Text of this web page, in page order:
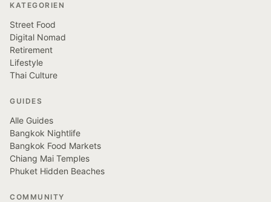
KATEGORIEN
Street Food
Digital Nomad
Retirement
Lifestyle
Thai Culture
GUIDES
Alle Guides
Bangkok Nightlife
Bangkok Food Markets
Chiang Mai Temples
Phuket Hidden Beaches
COMMUNITY